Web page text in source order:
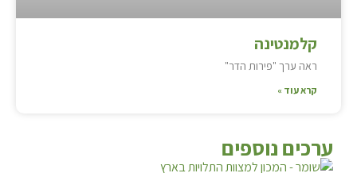
קלמנטינה
ראה ערך "פירות הדר"
קרא עוד »
ערכים נוספים